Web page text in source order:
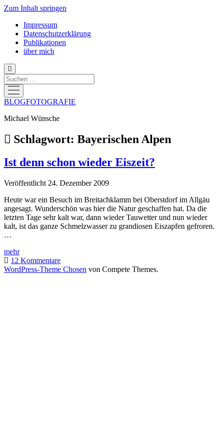
Zum Inhalt springen
Impressum
Datenschutzerklärung
Publikationen
über mich
Suchen
Menü
öffnen
BLOGFOTOGRAFIE
Michael Wünsche
Schlagwort: Bayerischen Alpen
Ist denn schon wieder Eiszeit?
Veröffentlicht 24. Dezember 2009
Heute war ein Besuch im Breitachklamm bei Oberstdorf im Allgäu
angesagt. Wunderschön was hier die Natur geschaffen hat. Da die
letzten Tage sehr kalt war, dann wieder Tauwetter und nun wieder
kalt, ist das ganze Schmelzwasser zu grandiosen Eiszapfen gefroren.
…
mehrIst
denn
schon
12 Kommentare
WordPress-Theme Chosen von Compete Themes.